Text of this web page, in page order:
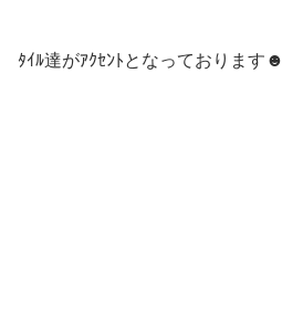
ﾀｲﾙ達がｱｸｾﾝﾄとなっております☻